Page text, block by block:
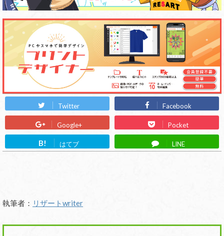
Twitter Facebook
Google+ Pocket
B! はてブ LINE
執筆者： リザートwriter